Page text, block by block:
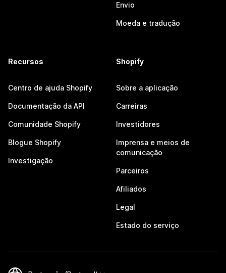
Envio
Moeda e tradução
Recursos
Centro de ajuda Shopify
Documentação da API
Comunidade Shopify
Blogue Shopify
Investigação
Shopify
Sobre a aplicação
Carreiras
Investidores
Imprensa e meios de
comunicação
Parceiros
Afiliados
Legal
Estado do serviço